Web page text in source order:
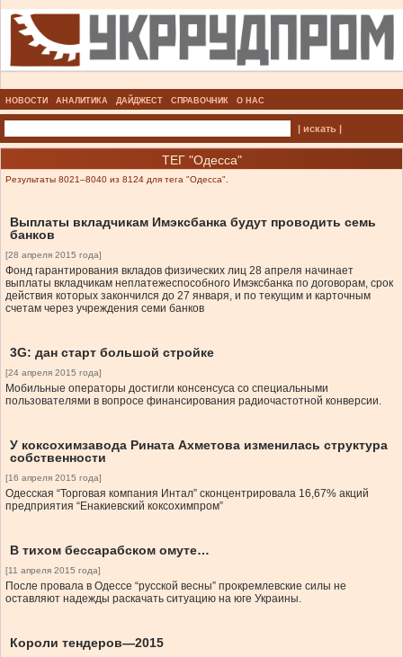
НОВОСТИ АНАЛИТИКА ДАЙДЖЕСТ СПРАВОЧНИК О НАС
| искать |
ТЕГ "Одесса"
Результаты 8021–8040 из 8124 для тега "Одесса".
Выплаты вкладчикам Имэксбанка будут проводить семь
банков
[28 апреля 2015 года]
Фонд гарантирования вкладов физических лиц 28 апреля начинает
выплаты вкладчикам неплатежеспособного Имэксбанка по договорам, срок
действия которых закончился до 27 января, и по текущим и карточным
счетам через учреждения семи банков
3G: дан старт большой стройке
[24 апреля 2015 года]
Мобильные операторы достигли консенсуса со специальными
пользователями в вопросе финансирования радиочастотной конверсии.
У коксохимзавода Рината Ахметова изменилась структура
собственности
[16 апреля 2015 года]
Одесская “Торговая компания Интал” сконцентрировала 16,67% акций
предприятия “Енакиевский коксохимпром”
В тихом бессарабском омуте…
[11 апреля 2015 года]
После провала в Одессе “русской весны” прокремлевские силы не
оставляют надежды раскачать ситуацию на юге Украины.
Короли тендеров—2015